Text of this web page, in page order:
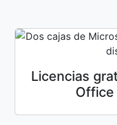
Licencias